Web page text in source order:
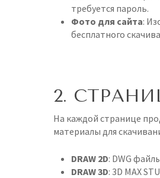
требуется пароль.
Фото для сайта:
бесплатного
2.
На каждой странице
материалы для
DRAW 2D: DWG
DRAW 3D: 3D MAX